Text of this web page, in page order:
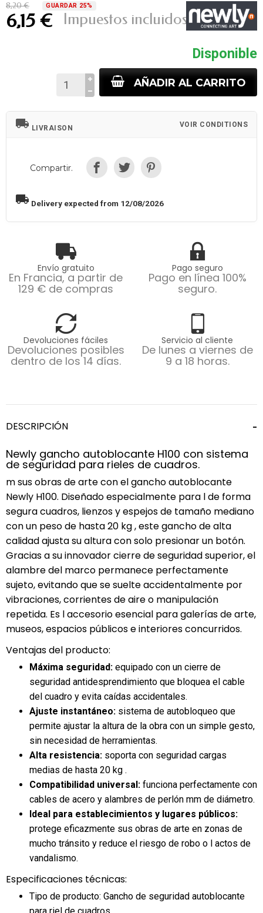
8,20 € GUARDAR 25%
6,15 € Impuestos incluidos
Disponible
AÑADIR AL CARRITO
local_shipping LIVRAISON VOIR CONDITIONS
Compartir.
local_shipping Delivery expected from 12/08/2026
Envío gratuito
En Francia, a partir de
129 € de compras
Pago seguro
Pago en línea 100%
seguro.
Devoluciones fáciles
Devoluciones posibles
dentro de los 14 días.
Servicio al cliente
De lunes a viernes de
9 a 18 horas.
DESCRIPCIÓN
Newly gancho autoblocante H100 con sistema
de seguridad para rieles de cuadros.
m sus obras de arte con el gancho autoblocante
Newly H100. Diseñado especialmente para l de forma
segura cuadros, lienzos y espejos de tamaño mediano
con un peso de hasta 20 kg , este gancho de alta
calidad ajusta su altura con solo presionar un botón.
Gracias a su innovador cierre de seguridad superior, el
alambre del marco permanece perfectamente
sujeto, evitando que se suelte accidentalmente por
vibraciones, corrientes de aire o manipulación
repetida. Es l accesorio esencial para galerías de arte,
museos, espacios públicos e interiores concurridos.
Ventajas del producto:
Máxima seguridad: equipado con un cierre de
seguridad antidesprendimiento que bloquea el cable
del cuadro y evita caídas accidentales.
Ajuste instantáneo: sistema de autobloqueo que
permite ajustar la altura de la obra con un simple gesto,
sin necesidad de herramientas.
Alta resistencia: soporta con seguridad cargas
medias de hasta 20 kg .
Compatibilidad universal: funciona perfectamente con
cables de acero y alambres de perlón mm de diámetro.
Ideal para establecimientos y lugares públicos:
protege eficazmente sus obras de arte en zonas de
mucho tránsito y reduce el riesgo de robo o l actos de
vandalismo.
Especificaciones técnicas:
Tipo de producto: Gancho de seguridad autoblocante
para riel de cuadros